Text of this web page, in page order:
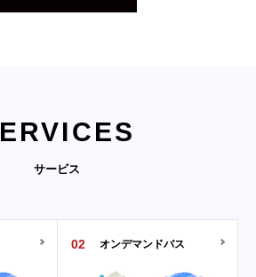
SERVICES
サービス
02 オンデマンドバス